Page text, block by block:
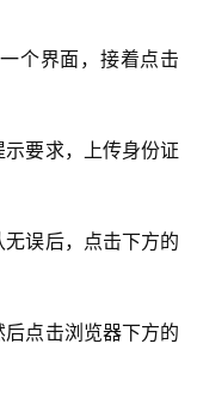
个界面，接着点击
要求，上传身份证
误后，点击下方的
点击浏览器下方的